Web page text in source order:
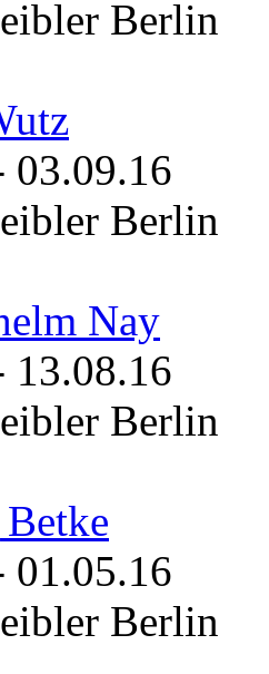
Berlin
03.09.16
Berlin
Nay
13.08.16
Berlin
01.05.16
Berlin